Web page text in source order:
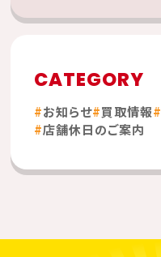
CATEGORY
お知らせ 買取情報
店舗休日のご案内